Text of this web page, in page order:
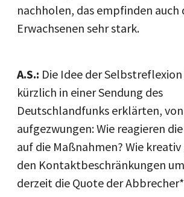
nachholen, das empfinden auch
Erwachsenen sehr stark.
A.S.: Die Idee der Selbstreflexion
kürzlich in einer Sendung des
Deutschlandfunks erklärten,
aufgezwungen: Wie reagieren
auf die Maßnahmen? Wie
den Kontaktbeschränkungen
derzeit die Quote der